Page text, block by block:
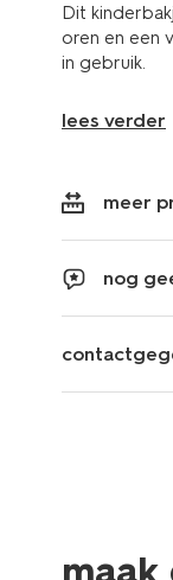
Dit
oren en een
in gebruik.
lees verder
meer
nog